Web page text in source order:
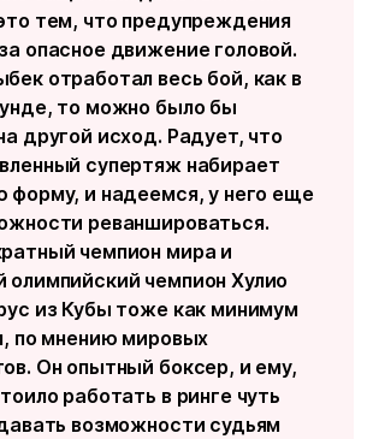
тем, что предупреждения
опасное движение головой.
отработал весь бой, как в
то можно было бы
другой исход. Радует, что
супертяж набирает
форму, и надеемся, у него еще
реваншироваться.
чемпион мира и
олимпийский чемпион Хулио
из Кубы тоже как минимум
по мнению мировых
Он опытный боксер, и ему,
работать в ринге чуть
возможности судьям